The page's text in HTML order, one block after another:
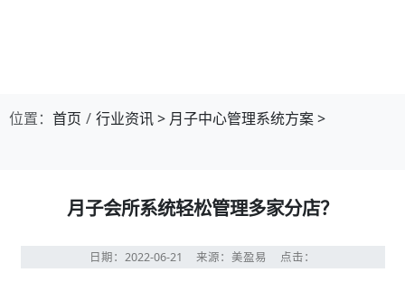
位置： 首页 行业资讯> 月子中心管理系统方案>
月子会所系统轻松管理多家分店？
日期：2022-06-21 来源：美盈易 点击：